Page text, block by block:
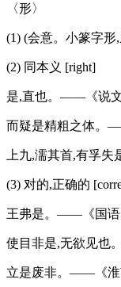
〈形〉
(1) (会意。小篆字
(2) 同本义 [right]
是,直也。——《说文
而疑是精粗之体。
上九,濡其首,有孚
(3) 对的,正确的
王弗是。——《国语
使目非是,无欲见也
立是废非。——《淮